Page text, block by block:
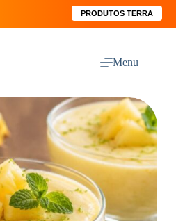
PRODUTOS TERRA
Menu